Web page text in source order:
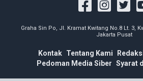
Graha Sin Po, Jl. Kramat Kwitang No.8 Lt. 3,
Jakarta Pusat
Kontak Tentang Kami
Pedoman Media Siber Syarat